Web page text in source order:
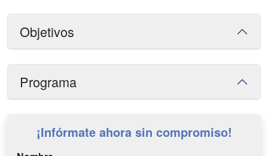
Objetivos
Programa
¡Infórmate ahora sin compromiso!